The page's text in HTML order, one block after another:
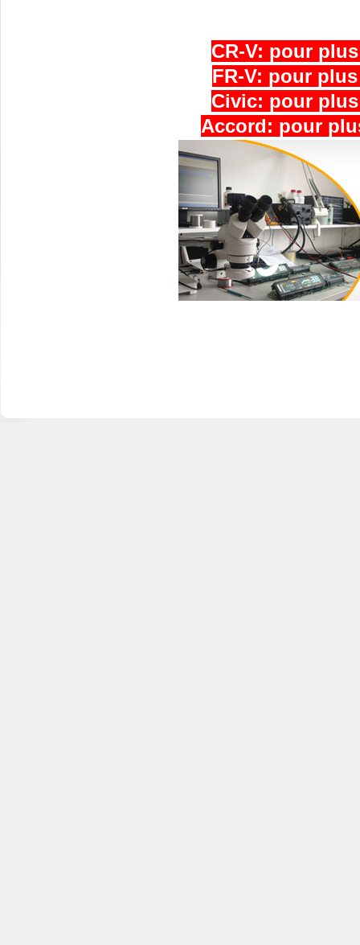
CR-V: pour
FR-V: pour
Civic: pour
Accord: pour